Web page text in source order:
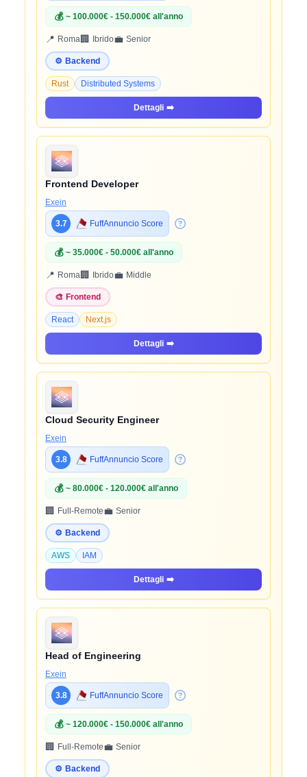
💰 ~ 100.000€ - 150.000€ all'anno
📍 Roma🏢 Ibrido💼 Senior
⚙️ Backend
Rust Distributed Systems
Dettagli ➡️
Frontend Developer
Exein
3.7 FuffAnnuncio Score
💰 ~ 35.000€ - 50.000€ all'anno
📍 Roma🏢 Ibrido💼 Middle
🎨 Frontend
React Next.js
Dettagli ➡️
Cloud Security Engineer
Exein
3.8 FuffAnnuncio Score
💰 ~ 80.000€ - 120.000€ all'anno
🏢 Full-Remote💼 Senior
⚙️ Backend
AWS IAM
Dettagli ➡️
Head of Engineering
Exein
3.8 FuffAnnuncio Score
💰 ~ 120.000€ - 150.000€ all'anno
🏢 Full-Remote💼 Senior
⚙️ Backend